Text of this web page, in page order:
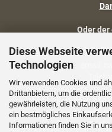
Diese Webseite
Technologien
Wir verwenden Cookies und
Drittanbietern, um die
gewährleisten, die Nutzung
ein bestmögliches
Informationen finden Sie in
Oder der
Fragen zu Artikelmaßen,
Fragen zum
email: